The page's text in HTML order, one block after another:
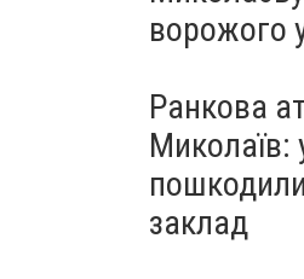
ворожого
Ранкова
Миколаїв:
заклад